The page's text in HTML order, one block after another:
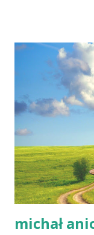
schodową.
wyglądają
letniego przyszła
niewielkiej działce
jakie pojawiło się
Paryskie muzeum
instalacje
budynku. W
zawieszone...
michał